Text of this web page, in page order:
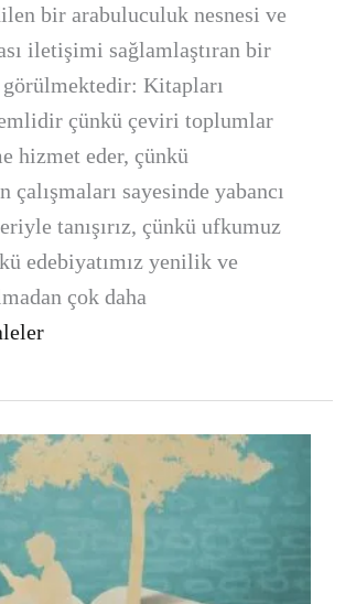
bir arabuluculuk nesnesi ve
iletişimi sağlamlaştıran bir
Kitapları
çünkü çeviri toplumlar
hizmet eder, çünkü
sayesinde yabancı
tanışırız, çünkü ufkumuz
edebiyatımız yenilik ve
çok daha